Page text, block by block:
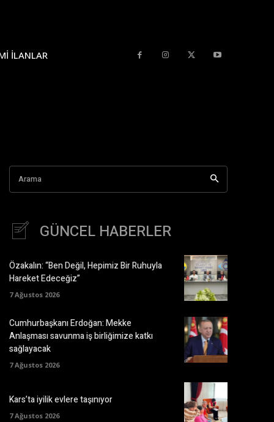
İLANLAR
Arama
GÜNCEL HABERLER
Özakalın: “Ben Değil, Hepimiz Bir Ruhuyla
Hareket Edeceğiz”
7 Ağustos 2026
Cumhurbaşkanı Erdoğan: Mekke
Anlaşması savunma iş birliğimize katkı
sağlayacak
7 Ağustos 2026
Kars’ta iyilik evlere taşınıyor
7 Ağustos 2026